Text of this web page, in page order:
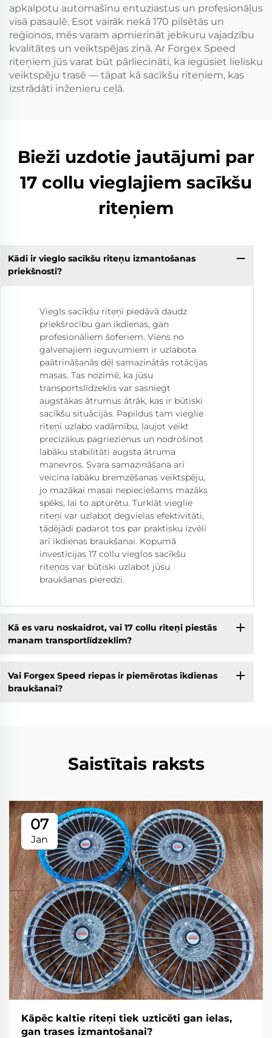
apkalpotu automašīnu entuziastus un profesionāļus
visā pasaulē. Esot vairāk nekā 170 pilsētās un
reģionos, mēs varam apmierināt jebkuru vajadzību
kvalitātes un veiktspējas ziņā. Ar Forgex Speed
riteņiem jūs varat būt pārliecināti, ka iegūsiet lielisku
veiktspēju trasē — tāpat kā sacīkšu riteņiem, kas
izstrādāti inženieru ceļā.
Bieži uzdotie jautājumi par
17 collu vieglajiem sacīkšu
riteņiem
Kādi ir vieglo sacīkšu riteņu izmantošanas
priekšnosti?
Viegls sacīkšu riteņi piedāvā daudz
priekšrocību gan ikdienas, gan
profesionāliem šoferiem. Viens no
galvenajiem ieguvumiem ir uzlabota
paātrināšanās dēļ samazinātās rotācijas
masas. Tas nozīmē, ka jūsu
transportslīdzeklis var sasniegt
augstākas ātrumus ātrāk, kas ir būtiski
sacīkšu situācijās. Papildus tam vieglie
riteņi uzlabo vadāmību, ļaujot veikt
precīzākus pagriezienus un nodrošinot
labāku stabilitāti augsta ātruma
manevros. Svara samazināšana arī
veicina labāku bremzēšanas veiktspēju,
jo mazākai masai nepieciešams mazāks
spēks, lai to apturētu. Turklāt vieglie
riteņi var uzlabot degvielas efektivitāti,
tādējādi padarot tos par praktisku izvēli
arī ikdienas braukšanai. Kopumā
investīcijas 17 collu vieglos sacīkšu
riteņos var būtiski uzlabot jūsu
braukšanas pieredzi.
Kā es varu noskaidrot, vai 17 collu riteņi piestās
manam transportlīdzeklim?
Vai Forgex Speed riepas ir piemērotas ikdienas
braukšanai?
Saistītais raksts
07
Jan
Kāpēc kaltie riteņi tiek uzticēti gan ielas,
gan trases izmantošanai?